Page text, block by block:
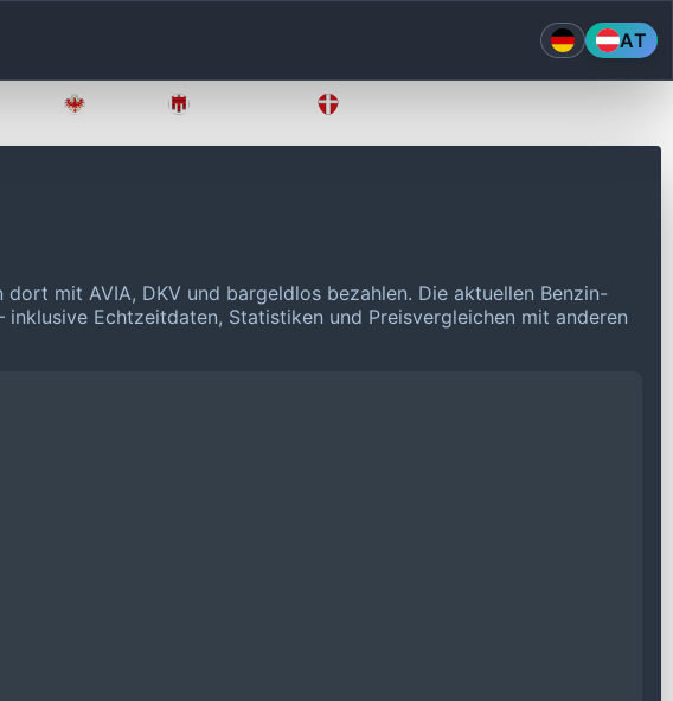
AT
dort mit AVIA, DKV und bargeldlos bezahlen. Die aktuellen Benzin-
inklusive Echtzeitdaten, Statistiken und Preisvergleichen mit anderen